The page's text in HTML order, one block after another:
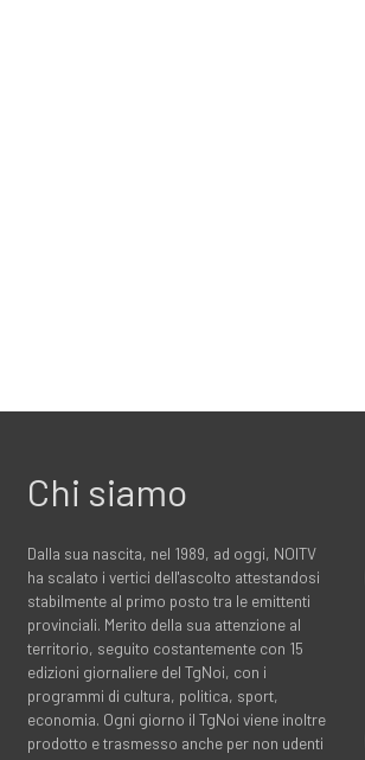
Chi siamo
Dalla sua nascita, nel 1989, ad oggi, NOITV
ha scalato i vertici dell'ascolto attestandosi
stabilmente al primo posto tra le emittenti
provinciali. Merito della sua attenzione al
territorio, seguito costantemente con 15
edizioni giornaliere del TgNoi, con i
programmi di cultura, politica, sport,
economia. Ogni giorno il TgNoi viene inoltre
prodotto e trasmesso anche per non udenti